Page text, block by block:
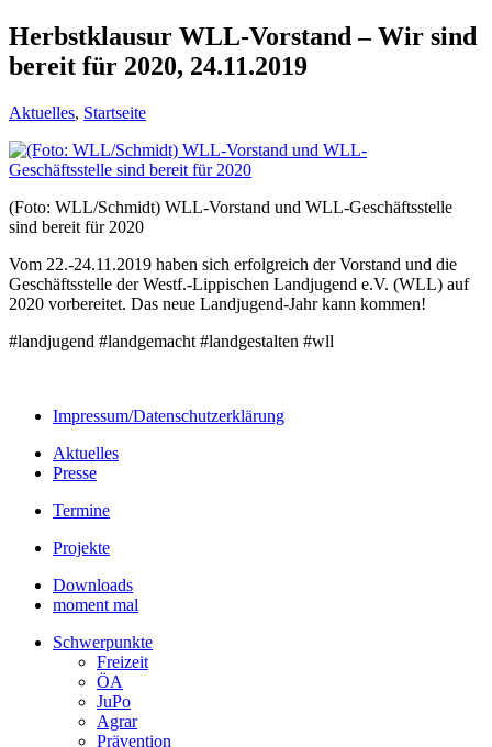
Herbstklausur WLL-Vorstand – Wir sind
bereit für 2020, 24.11.2019
Aktuelles, Startseite
(Foto: WLL/Schmidt) WLL-Vorstand und WLL-Geschäftsstelle
sind bereit für 2020
Vom 22.-24.11.2019 haben sich erfolgreich der Vorstand und die
Geschäftsstelle der Westf.-Lippischen Landjugend e.V. (WLL) auf
2020 vorbereitet. Das neue Landjugend-Jahr kann kommen!
#landjugend #landgemacht #landgestalten #wll
Impressum/Datenschutzerklärung
Aktuelles
Presse
Termine
Projekte
Downloads
moment mal
Schwerpunkte
Freizeit
ÖA
JuPo
Agrar
Prävention